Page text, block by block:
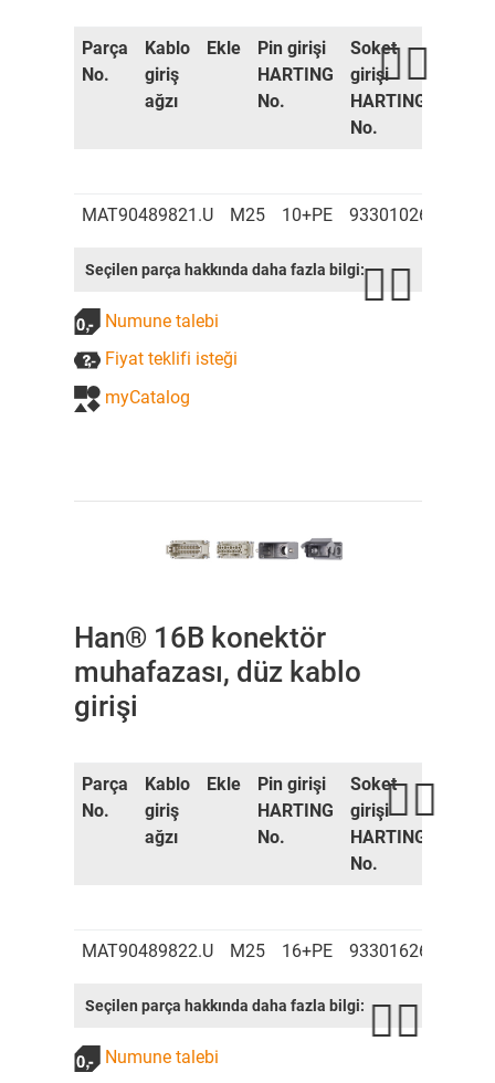
Parça
No.
Kablo
giriş
ağzı
Ekle
Pin girişi
HARTING
No.
Soket
girişi
HARTING
No.
MAT90489821.U M25 10+PE 9330102601
Seçilen parça hakkında daha fazla bilgi:
Numune talebi
Fiyat teklifi isteği
myCatalog
Han® 16B konektör
muhafazası, düz kablo
girişi
Parça
No.
Kablo
giriş
ağzı
Ekle
Pin girişi
HARTING
No.
Soket
girişi
HARTING
No.
MAT90489822.U M25 16+PE 9330162601
Seçilen parça hakkında daha fazla bilgi:
Numune talebi